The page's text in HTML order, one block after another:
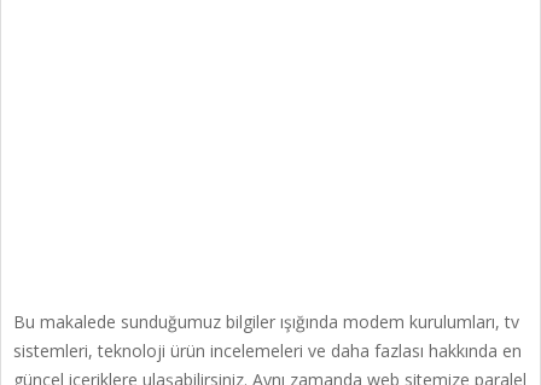
Bu makalede sunduğumuz bilgiler ışığında modem kurulumları, tv
sistemleri, teknoloji ürün incelemeleri ve daha fazlası hakkında en
güncel içeriklere ulaşabilirsiniz. Aynı zamanda web sitemize paralel